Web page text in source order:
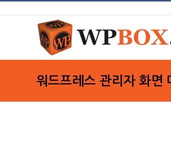
to
워드프레스 관리자 화면